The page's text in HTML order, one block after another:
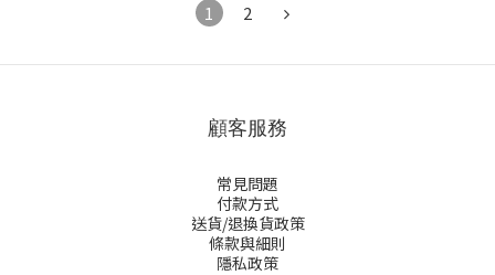
1 2
顧客服務
常見問題
付款方式
送貨/退換貨政策
條款與細則
隱私政策